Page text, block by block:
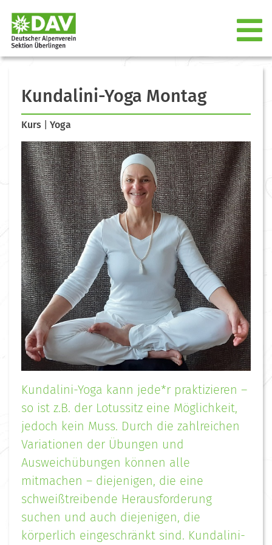
Kundalini-Yoga Montag
Kurs Yoga
Kundalini-Yoga kann jede*r praktizieren –
so ist z.B. der Lotussitz eine Möglichkeit,
jedoch kein Muss. Durch die zahlreichen
Variationen der Übungen und
Ausweichübungen können alle
mitmachen – diejenigen, die eine
schweißtreibende Herausforderung
suchen und auch diejenigen, die
körperlich eingeschränkt sind. Kundalini-